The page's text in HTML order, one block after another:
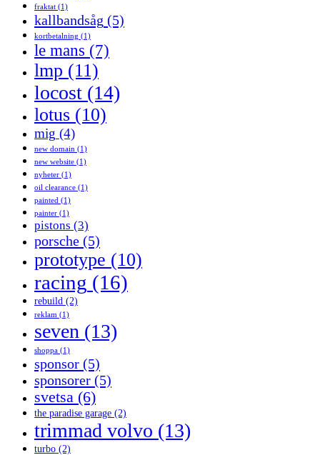
fraktat (1)
kallbandsåg (5)
kortbetalning (1)
le mans (7)
lmp (11)
locost (14)
lotus (10)
mig (4)
new domain (1)
new website (1)
nyheter (1)
oil clearance (1)
painted (1)
painter (1)
pistons (3)
porsche (5)
prototype (10)
racing (16)
rebuild (2)
reklam (1)
seven (13)
shoppa (1)
sponsor (5)
sponsorer (5)
svetsa (6)
the paradise garage (2)
trimmad volvo (13)
turbo (2)